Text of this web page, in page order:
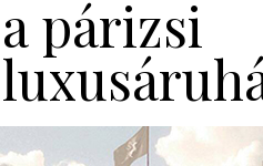
a párizsi